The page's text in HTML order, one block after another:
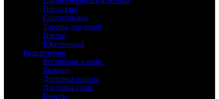
Продукты
Спорттовары
Товары для детей
Цветы
Ювелирный
Развлечения
Рестораны и кафе
Бильярд
Доставка пиццы
Доставка суши
Квесты